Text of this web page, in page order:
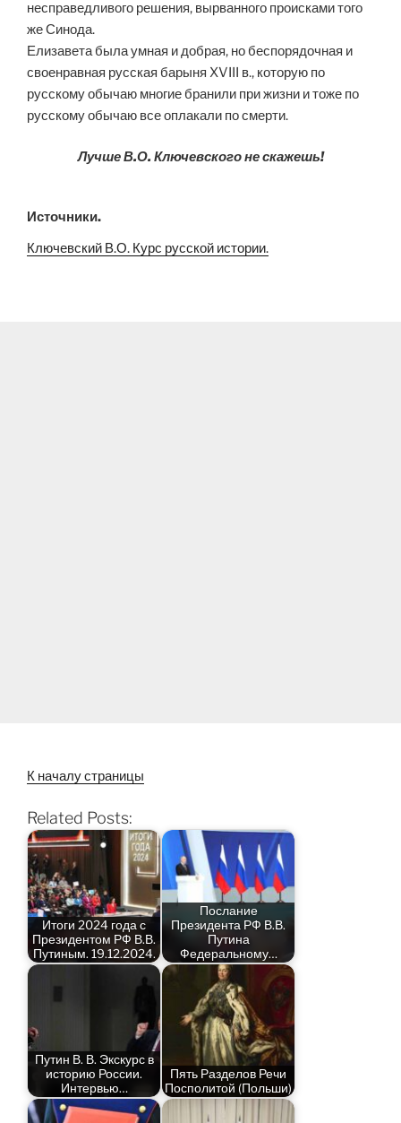
несправедливого решения, вырванного происками того
же Синода.
Елизавета была умная и добрая, но беспорядочная и
своенравная русская барыня XVIII в., которую по
русскому обычаю многие бранили при жизни и тоже по
русскому обычаю все оплакали по смерти.
Лучше В.О. Ключевского не скажешь!
Источники.
Ключевский В.О. Курс русской истории.
К началу страницы
Related Posts:
Итоги 2024 года с
Президентом РФ В.В.
Путиным. 19.12.2024.
Послание
Президента РФ В.В.
Путина
Федеральному…
Путин В. В. Экскурс в
историю России.
Интервью…
Пять Разделов Речи
Посполитой (Польши)